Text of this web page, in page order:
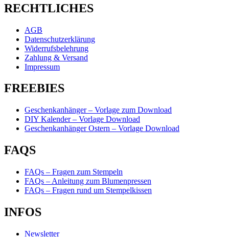
RECHTLICHES
AGB
Datenschutzerklärung
Widerrufsbelehrung
Zahlung & Versand
Impressum
FREEBIES
Geschenkanhänger – Vorlage zum Download
DIY Kalender – Vorlage Download
Geschenkanhänger Ostern – Vorlage Download
FAQS
FAQs – Fragen zum Stempeln
FAQs – Anleitung zum Blumenpressen
FAQs – Fragen rund um Stempelkissen
INFOS
Newsletter